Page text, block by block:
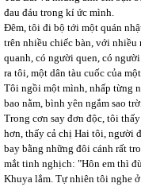
đau đáu trong kí ức mình.
Đêm, tôi đi bộ tới một quán
trên nhiều chiếc bàn, với
quanh, có người quen, có
ra tôi, một dân tàu cuốc của
Tôi ngồi một mình, nhấp từng
bao nằm, bình yên ngắm sao
Trong cơn say đơn độc, tôi
hơn, thấy cả chị Hai tôi, người
bay bằng những đôi cánh rất
mắt tinh nghịch: "Hôn em thì
Khuya lắm. Tự nhiên tôi nghe